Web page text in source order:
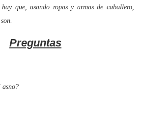
que, usando ropas y armas de caballero,
Preguntas
asno?